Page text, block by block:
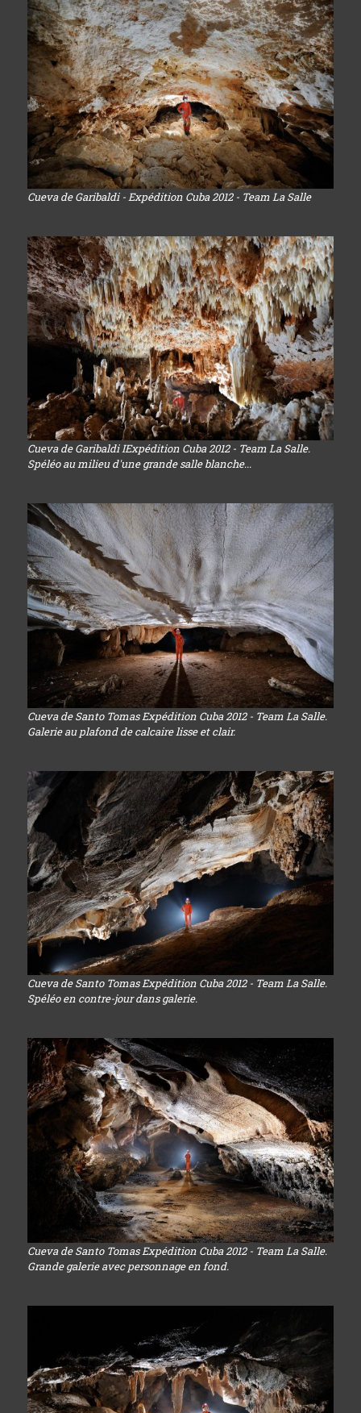
Cueva de Garibaldi - Expédition Cuba 2012 - Team La Salle
Cueva de Garibaldi IExpédition Cuba 2012 - Team La Salle.
Spéléo au milieu d'une grande salle blanche...
Cueva de Santo Tomas Expédition Cuba 2012 - Team La Salle.
Galerie au plafond de calcaire lisse et clair.
Cueva de Santo Tomas Expédition Cuba 2012 - Team La Salle.
Spéléo en contre-jour dans galerie.
Cueva de Santo Tomas Expédition Cuba 2012 - Team La Salle.
Grande galerie avec personnage en fond.